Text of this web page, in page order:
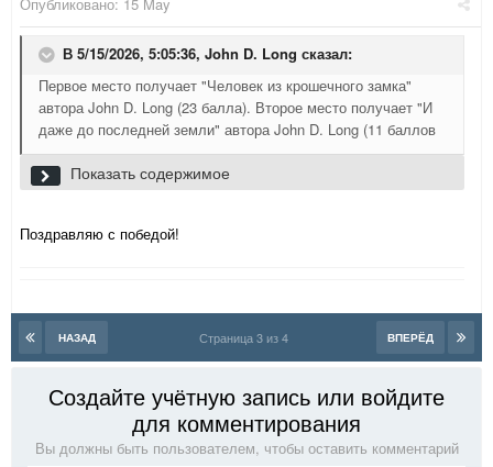
Опубликовано: 15 May
В 5/15/2026, 5:05:36, John D. Long сказал:
Первое место получает "Человек из крошечного замка"
автора John D. Long (23 балла). Второе место получает "И
даже до последней земли" автора John D. Long (11 баллов
Показать содержимое
Поздравляю с победой!
НАЗАД ВПЕРЁД
Страница 3 из 4
Создайте учётную запись или войдите
для комментирования
Вы должны быть пользователем, чтобы оставить комментарий